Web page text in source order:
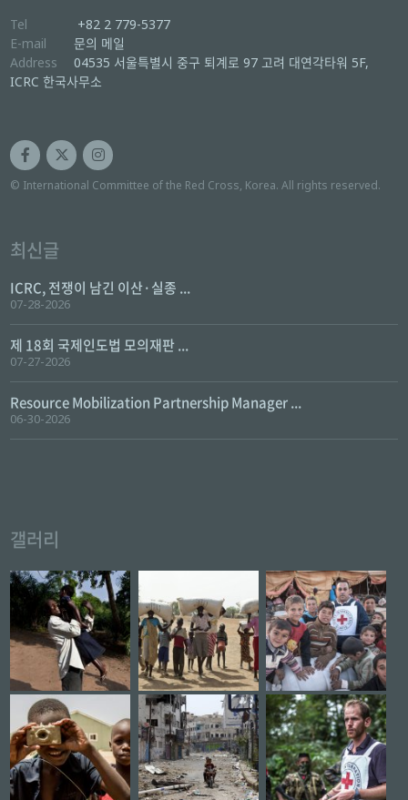
Tel
+82 2 779-5377
E-mail
문의 메일
Address
04535 서울특별시 중구 퇴계로 97 고려 대연각타워 5F,
ICRC 한국사무소
© International Committee of the Red Cross, Korea. All rights reserved.
최신글
ICRC, 전쟁이 남긴 이산·실종 ...
07-28-2026
제 18회 국제인도법 모의재판 ...
07-27-2026
Resource Mobilization Partnership Manager ...
06-30-2026
갤러리